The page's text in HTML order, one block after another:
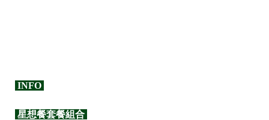
INFO
星想餐套餐組合